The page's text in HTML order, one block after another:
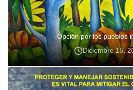
Opción por los pueblos
Diciembre 15,